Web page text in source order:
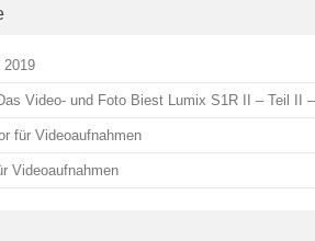
2019
Video- und Foto Biest Lumix S1R II – Teil II –
für Videoaufnahmen
Videoaufnahmen